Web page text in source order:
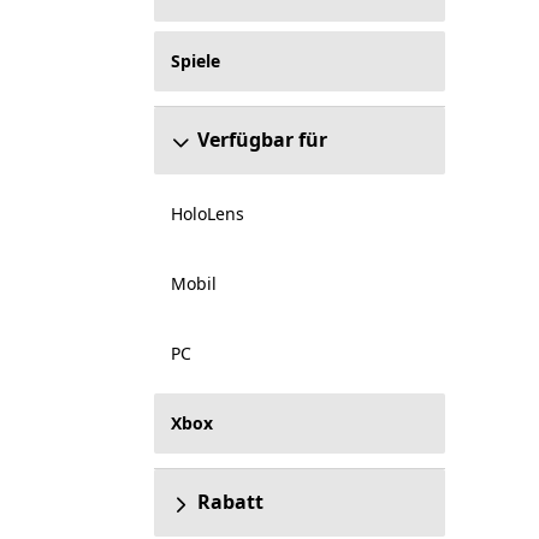
Spiele
Verfügbar für
HoloLens
Mobil
PC
Xbox
Rabatt